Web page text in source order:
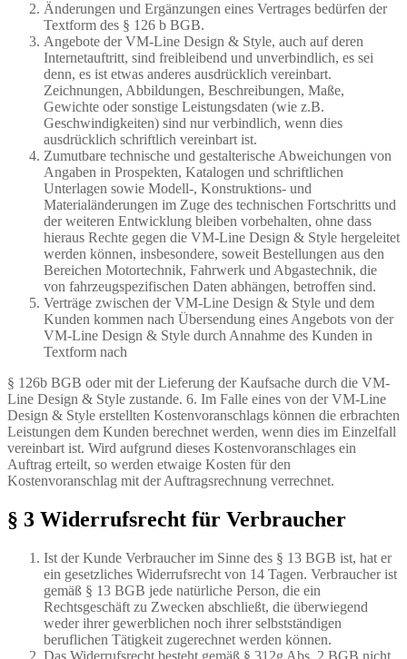
Änderungen und Ergänzungen eines Vertrages bedürfen der
Textform des § 126 b BGB.
Angebote der VM-Line Design & Style, auch auf deren
Internetauftritt, sind freibleibend und unverbindlich, es sei
denn, es ist etwas anderes ausdrücklich vereinbart.
Zeichnungen, Abbildungen, Beschreibungen, Maße,
Gewichte oder sonstige Leistungsdaten (wie z.B.
Geschwindigkeiten) sind nur verbindlich, wenn dies
ausdrücklich schriftlich vereinbart ist.
Zumutbare technische und gestalterische Abweichungen von
Angaben in Prospekten, Katalogen und schriftlichen
Unterlagen sowie Modell-, Konstruktions- und
Materialänderungen im Zuge des technischen Fortschritts und
der weiteren Entwicklung bleiben vorbehalten, ohne dass
hieraus Rechte gegen die VM-Line Design & Style hergeleitet
werden können, insbesondere, soweit Bestellungen aus den
Bereichen Motortechnik, Fahrwerk und Abgastechnik, die
von fahrzeugspezifischen Daten abhängen, betroffen sind.
Verträge zwischen der VM-Line Design & Style und dem
Kunden kommen nach Übersendung eines Angebots von der
VM-Line Design & Style durch Annahme des Kunden in
Textform nach
§ 126b BGB oder mit der Lieferung der Kaufsache durch die VM-
Line Design & Style zustande. 6. Im Falle eines von der VM-Line
Design & Style erstellten Kostenvoranschlags können die erbrachten
Leistungen dem Kunden berechnet werden, wenn dies im Einzelfall
vereinbart ist. Wird aufgrund dieses Kostenvoranschlages ein
Auftrag erteilt, so werden etwaige Kosten für den
Kostenvoranschlag mit der Auftragsrechnung verrechnet.
§ 3 Widerrufsrecht für Verbraucher
Ist der Kunde Verbraucher im Sinne des § 13 BGB ist, hat er
ein gesetzliches Widerrufsrecht von 14 Tagen. Verbraucher ist
gemäß § 13 BGB jede natürliche Person, die ein
Rechtsgeschäft zu Zwecken abschließt, die überwiegend
weder ihrer gewerblichen noch ihrer selbstständigen
beruflichen Tätigkeit zugerechnet werden können.